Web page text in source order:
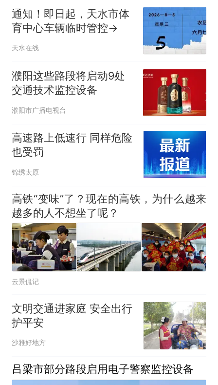
官方通报
美国渔民钓获鲨鱼徒手将其拽
回大海 目击者直呼震惊 （视频
来源：参考消息）
西班牙飞地休达边境，摩洛
争议，此前一天内数万人从摩
洛哥涌入西班牙
通知！即日起，天水市体
育中心车辆临时管控→
天水在线
濮阳这些路段将启动9处
交通技术监控设备
濮阳市广播电视台
高速路上低速行 同样危险
也受罚
锦绣太原
高铁“变味”了？现在的高铁，为什么越来
越多的人不想坐了呢？
云景侃记
文明交通进家庭 安全出行
护平安
沙雅好地方
吕梁市部分路段启用电子警察监控设备